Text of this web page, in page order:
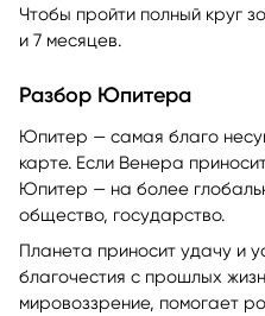
Чтобы пройти полный круг
и 7 месяцев.
Разбор Юпитера
Юпитер — самая благо
карте. Если Венера
Юпитер — на более
общество, государство.
Планета приносит удачу и
благочестия с прошлых
мировоззрение, помогает